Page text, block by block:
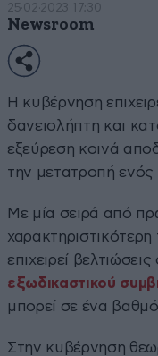
25·02·2023 17:30
Newsroom
Η κυβέρνηση
δανειολήπτη και
εξεύρεση κοινά
την μετατροπή ενός
Με μία σειρά από
επιχειρεί
εξωδικαστικού
μπορεί σε ένα βαθμό
Στην κυβέρνηση